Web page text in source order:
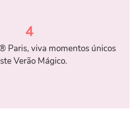
4
Paris, viva momentos únicos
Verão Mágico.